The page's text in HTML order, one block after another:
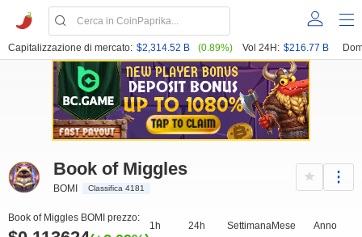
Capitalizzazione di mercato: $2,314.52 B (0.89%) Vol 24H: $216.77 B
Book of Miggles
BOMI Classifica 4181
Book of Miggles BOMI prezzo:
1h 24h SettimanaMese Anno